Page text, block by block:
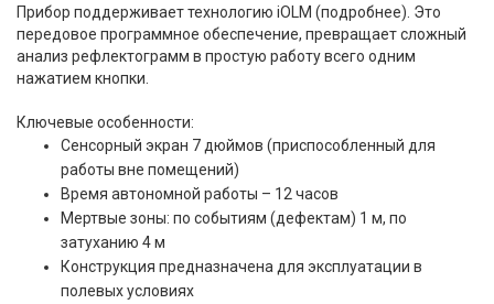
Прибор поддерживает технологию iOLM (подробнее). Это
передовое программное обеспечение, превращает сложный
анализ рефлектограмм в простую работу всего одним
нажатием кнопки.
Ключевые особенности:
Сенсорный экран 7 дюймов (приспособленный для
работы вне помещений)
Время автономной работы – 12 часов
Мертвые зоны: по событиям (дефектам) 1 м, по
затуханию 4 м
Конструкция предназначена для эксплуатации в
полевых условиях